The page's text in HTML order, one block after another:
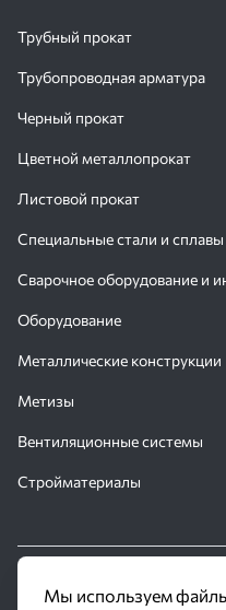
Трубный прокат
Трубопроводная арматура
Черный прокат
Цветной металлопрокат
Листовой прокат
Специальные стали и сплавы
Сварочное оборудование и
Оборудование
Металлические конструкции
Метизы
Вентиляционные системы
Стройматериалы
© 2016 - 2026
Мы используем